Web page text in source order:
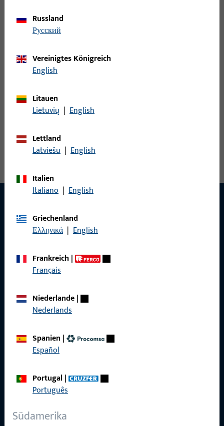
U-Profilschließblech, Modell-Nr. S280
S2820061 | U-Profilschließblech |
U-Profilschließblech, Modell-Nr. S282
Alle Varianten ansehen
KONTAKT
Haben Sie Fragen oder wünschen Sie persönliche Beratung?
zuverlässig.
Russland
русский
Vereinigtes Königreich
English
Litauen
Lietuvių | English
Lettland
Latviešu | English
Italien
Italiano | English
Griechenland
Ελληνικά | English
Frankreich|
Français
Niederlande|
Nederlands
Spanien |
Español
Portugal|
Português
Südamerika